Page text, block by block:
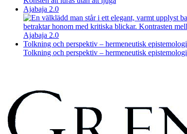
Ajabaja 2.0
Ajabaja 2.0
Tolkning och perspektiv – hermeneutisk epistemologi
Tolkning och perspektiv – hermeneutisk epistemologi